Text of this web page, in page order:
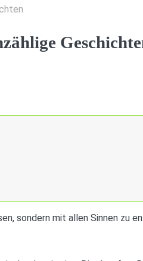
sondern mit allen Sinnen zu